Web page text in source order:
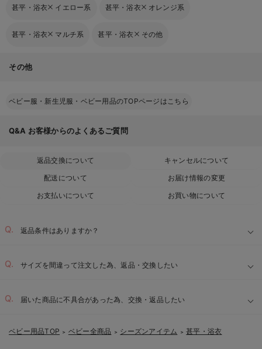
甚平・浴衣 イエロー系 甚平・浴衣 オレンジ系
甚平・浴衣 マルチ系 甚平・浴衣 その他
その他
ベビー服・新生児服・ベビー用品のTOPページはこちら
Q&A お客様からのよくあるご質問
返品交換について
キャンセルについて
配送について
お届け情報の変更
お支払いについて
お買い物について
返品条件はありますか？
サイズを間違って注文した為、返品・交換したい
届いた商品に不具合があった為、交換・返品したい
ベビー用品TOP ＞ ベビー全商品 ＞ シーズンアイテム ＞ 甚平・浴衣